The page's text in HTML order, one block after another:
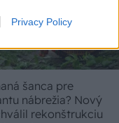
Privacy Policy
šanca pre
nábrežia? Nový
rekonštrukciu